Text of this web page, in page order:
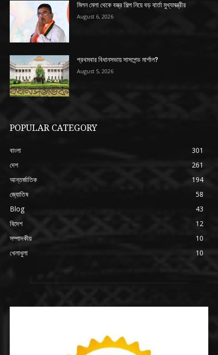
মিলন মেলা থেকে বস্ত্র শিল্প নিয়ে বড় বার্তা মুখ্যমন্ত্রীর
August 6, 2026
প্রথমবার বিধানসভায় সাসপেন্ড মার্শাল?
August 5, 2026
POPULAR CATEGORY
বাংলা
301
দেশ
261
আন্তর্জাতিক
194
জ্যোতিষ
58
Blog
43
বিদেশ
12
সম্পাদকীয়
10
খেলাধুলা
10